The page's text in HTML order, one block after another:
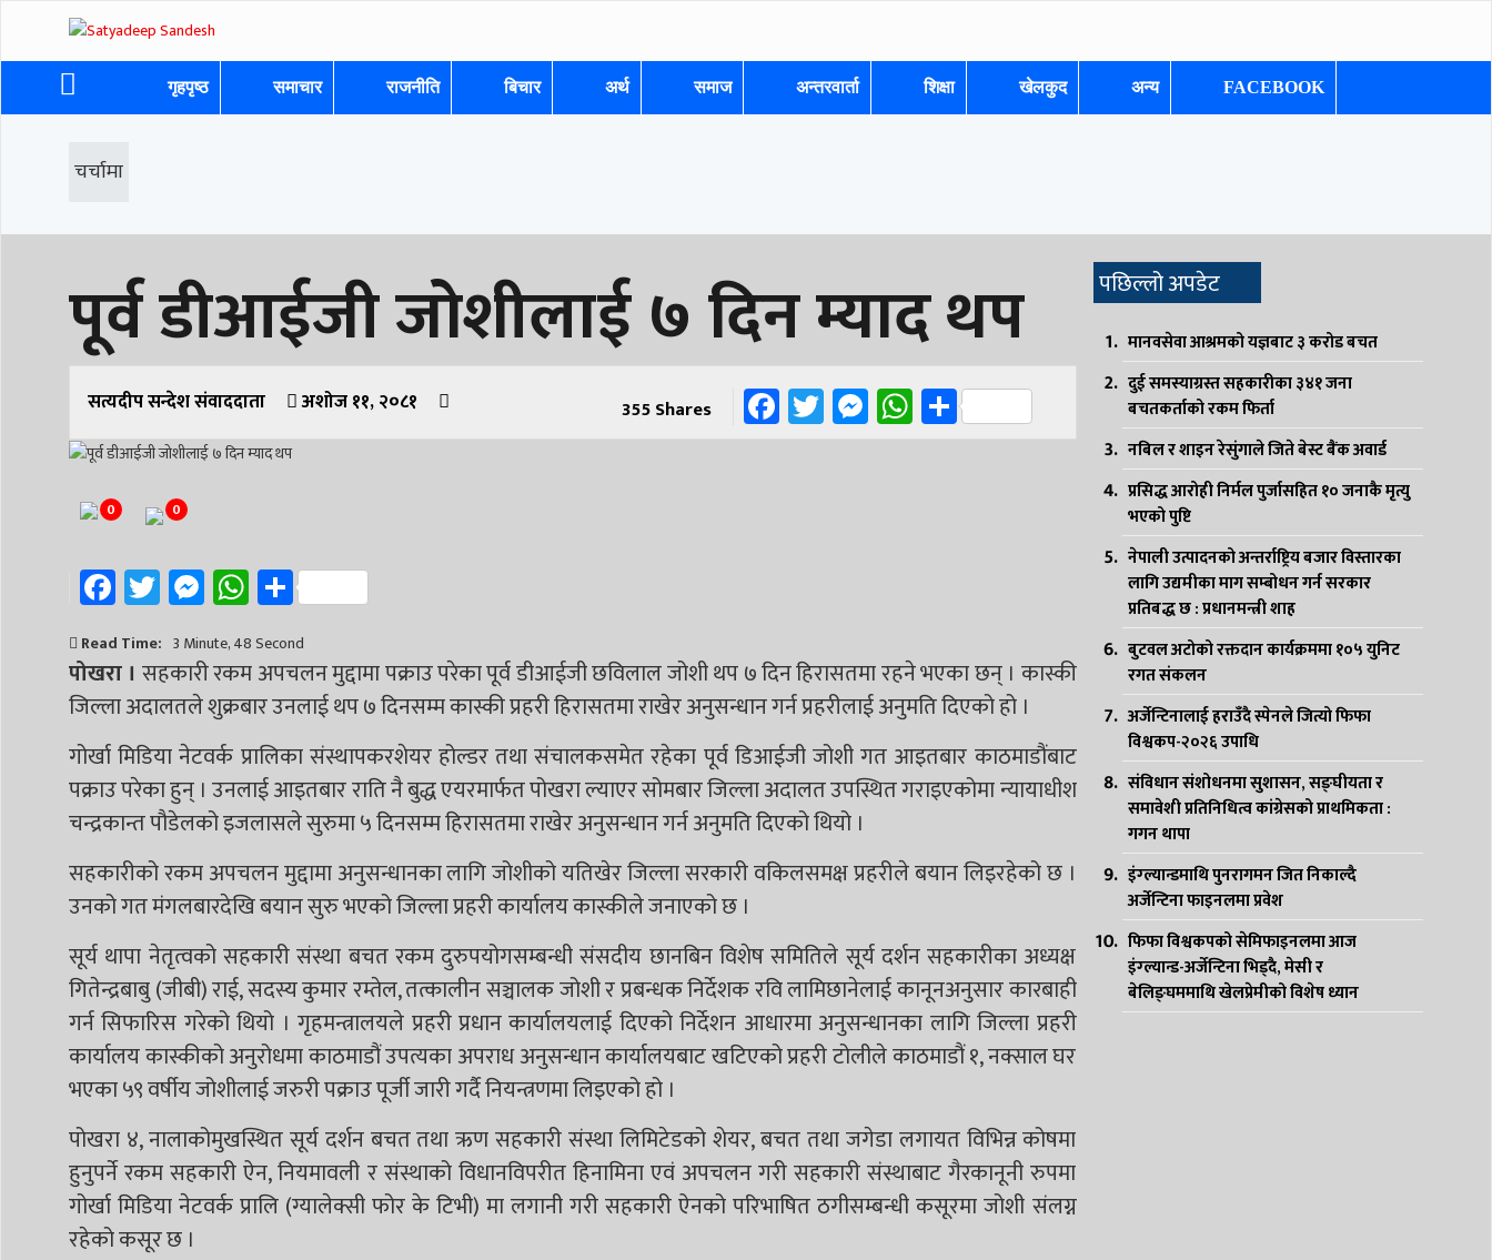
गृहपृष्ठ समाचार राजनीति बिचार अर्थ समाज अन्तरवार्ता शिक्षा खेलकुद अन्य FACEBOOK
चर्चामा
पूर्व डीआईजी जोशीलाई ७ दिन म्याद थप
सत्यदीप सन्देश संवाददाता अशोज ११, २०८१ 355Shares Facebook
Twitter
Messenger
WhatsApp
Share
0 0
Facebook
Twitter
Messenger
WhatsApp
Share
Read Time: 3 Minute, 48 Second
पोखरा । सहकारी रकम अपचलन मुद्दामा पक्राउ परेका पूर्व डीआईजी छविलाल जोशी थप ७ दिन हिरासतमा रहने भएका छन् । कास्की
जिल्ला अदालतले शुक्रबार उनलाई थप ७ दिनसम्म कास्की प्रहरी हिरासतमा राखेर अनुसन्धान गर्न प्रहरीलाई अनुमति दिएको हो ।
गोर्खा मिडिया नेटवर्क प्रालिका संस्थापकरशेयर होल्डर तथा संचालकसमेत रहेका पूर्व डिआईजी जोशी गत आइतबार काठमाडौंबाट
पक्राउ परेका हुन् । उनलाई आइतबार राति नै बुद्ध एयरमार्फत पोखरा ल्याएर सोमबार जिल्ला अदालत उपस्थित गराइएकोमा न्यायाधीश
चन्द्रकान्त पौडेलको इजलासले सुरुमा ५ दिनसम्म हिरासतमा राखेर अनुसन्धान गर्न अनुमति दिएको थियो ।
सहकारीको रकम अपचलन मुद्दामा अनुसन्धानका लागि जोशीको यतिखेर जिल्ला सरकारी वकिलसमक्ष प्रहरीले बयान लिइरहेको छ ।
उनको गत मंगलबारदेखि बयान सुरु भएको जिल्ला प्रहरी कार्यालय कास्कीले जनाएको छ ।
सूर्य थापा नेतृत्वको सहकारी संस्था बचत रकम दुरुपयोगसम्बन्धी संसदीय छानबिन विशेष समितिले सूर्य दर्शन सहकारीका अध्यक्ष
गितेन्द्रबाबु (जीबी) राई, सदस्य कुमार रम्तेल, तत्कालीन सञ्चालक जोशी र प्रबन्धक निर्देशक रवि लामिछानेलाई कानूनअनुसार कारबाही
गर्न सिफारिस गरेको थियो । गृहमन्त्रालयले प्रहरी प्रधान कार्यालयलाई दिएको निर्देशन आधारमा अनुसन्धानका लागि जिल्ला प्रहरी
कार्यालय कास्कीको अनुरोधमा काठमाडौं उपत्यका अपराध अनुसन्धान कार्यालयबाट खटिएको प्रहरी टोलीले काठमाडौं १, नक्साल घर
भएका ५९ वर्षीय जोशीलाई जरुरी पक्राउ पूर्जी जारी गर्दै नियन्त्रणमा लिइएको हो ।
पोखरा ४, नालाकोमुखस्थित सूर्य दर्शन बचत तथा ऋण सहकारी संस्था लिमिटेडको शेयर, बचत तथा जगेडा लगायत विभिन्न कोषमा
हुनुपर्ने रकम सहकारी ऐन, नियमावली र संस्थाको विधानविपरीत हिनामिना एवं अपचलन गरी सहकारी संस्थाबाट गैरकानूनी रुपमा
गोर्खा मिडिया नेटवर्क प्रालि (ग्यालेक्सी फोर के टिभी) मा लगानी गरी सहकारी ऐनको परिभाषित ठगीसम्बन्धी कसूरमा जोशी संलग्न
रहेको कसूर छ ।
पछिल्लो अपडेट
मानवसेवा आश्रमको यज्ञबाट ३ करोड बचत
दुई समस्याग्रस्त सहकारीका ३४१ जना
बचतकर्ताको रकम फिर्ता
नबिल र शाइन रेसुंगाले जिते बेस्ट बैंक अवार्ड
प्रसिद्ध आरोही निर्मल पुर्जासहित १० जनाकै मृत्यु
भएको पुष्टि
नेपाली उत्पादनको अन्तर्राष्ट्रिय बजार विस्तारका
लागि उद्यमीका माग सम्बोधन गर्न सरकार
प्रतिबद्ध छ : प्रधानमन्त्री शाह
बुटवल अटोको रक्तदान कार्यक्रममा १०५ युनिट
रगत संकलन
अर्जेन्टिनालाई हराउँदै स्पेनले जित्यो फिफा
विश्वकप-२०२६ उपाधि
संविधान संशोधनमा सुशासन, सङ्घीयता र
समावेशी प्रतिनिधित्व कांग्रेसको प्राथमिकता :
गगन थापा
इंग्ल्यान्डमाथि पुनरागमन जित निकाल्दै
अर्जेन्टिना फाइनलमा प्रवेश
फिफा विश्वकपको सेमिफाइनलमा आज
इंग्ल्यान्ड-अर्जेन्टिना भिड्दै, मेसी र
बेलिङ्घममाथि खेलप्रेमीको विशेष ध्यान